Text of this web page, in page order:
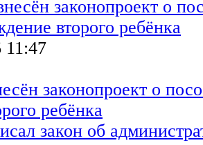
11:47
законопроект о
ребёнка